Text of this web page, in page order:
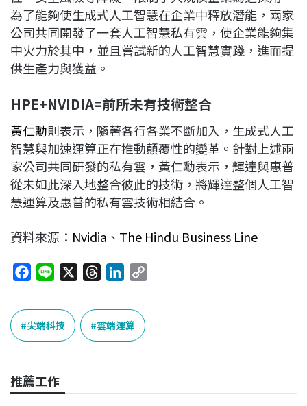
為了能夠使生成式人工智慧在企業中釋放潛能，兩家
公司共同開發了一套人工智慧私有雲，使企業能夠集
中火力於其中，並且嘗試新的人工智慧實踐，進而提
供生產力與獲益。
HPE+NVIDIA=前所未有技術整合
黃仁勳則表示，隨著各行各業不斷加入，生成式人工
智慧與加速運算正在推動顛覆性的變革。針對上述兩
家公司共同研發的私有雲，黃仁勳表示，輝達與惠普
從未如此深入地整合彼此的技術，將輝達整個人工智
慧運算及惠普的私有雲技術相結合。
資料來源： Nvidia 、 The Hindu Business Line
c
e
b
o
k
n
e
r
e
a
n
k
e
n
k
尖端科技 雲端運算
推薦工作